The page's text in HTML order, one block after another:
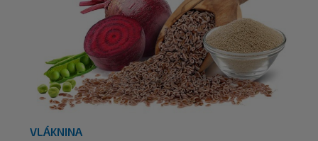
VLÁKNINA